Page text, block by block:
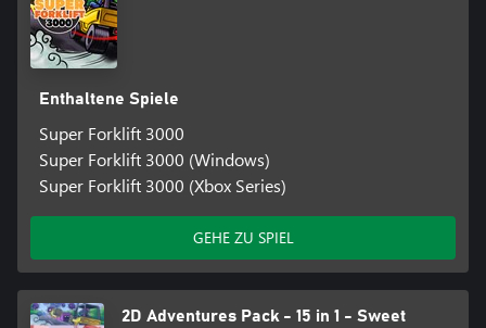
Enthaltene Spiele
Super Forklift 3000
Super Forklift 3000 (Windows)
Super Forklift 3000 (Xbox Series)
GEHE ZU SPIEL
2D Adventures Pack - 15 in 1 - Sweet